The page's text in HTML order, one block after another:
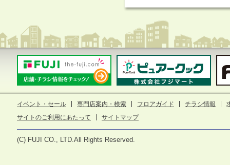
イベント・セール 専門店案内・検索 フロアガイド チラシ情報
サイトのご利用にあたって
サイトマップ
(C) FUJI CO., LTD.All Rights Reserved.